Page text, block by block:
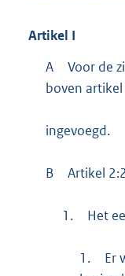
Artikel I
A
Voor de
boven
ingevoegd.
B Artikel
1. Het
1.
Er